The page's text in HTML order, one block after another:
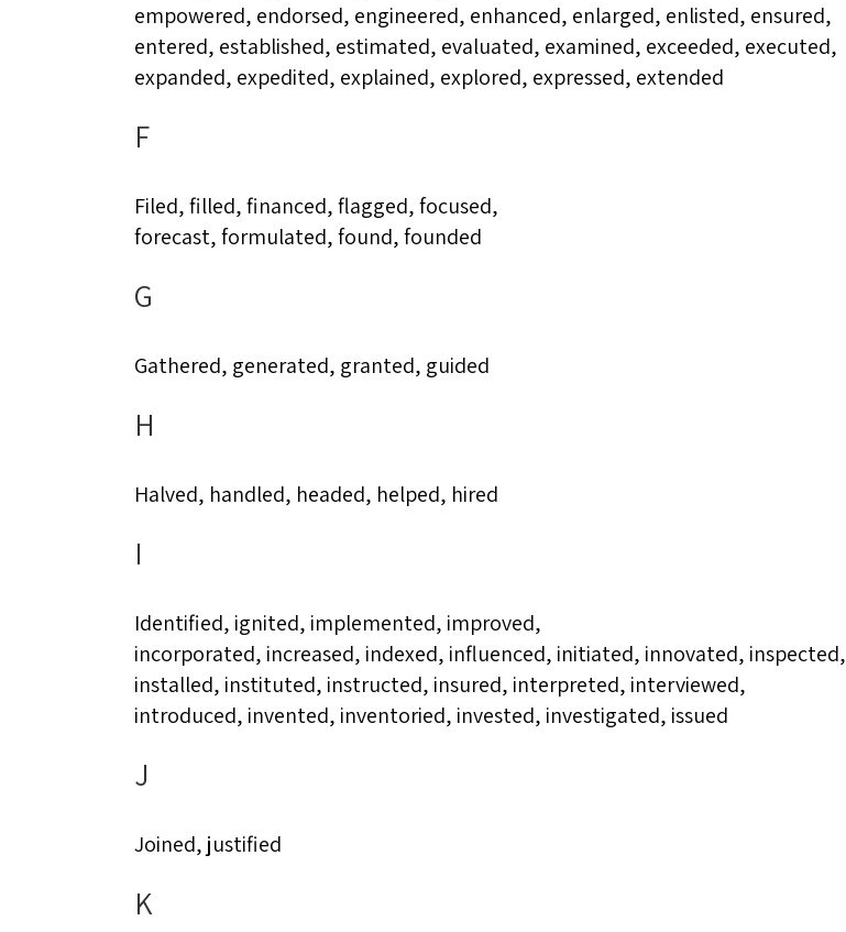
empowered, endorsed, engineered, enhanced, enlarged, enlisted, ensured,
entered, established, estimated, evaluated, examined, exceeded, executed,
expanded, expedited, explained, explored, expressed, extended
F
Filed, filled, financed, flagged, focused,
forecast, formulated, found, founded
G
Gathered, generated, granted, guided
H
Halved, handled, headed, helped, hired
I
Identified, ignited, implemented, improved,
incorporated, increased, indexed, influenced, initiated, innovated, inspected,
installed, instituted, instructed, insured, interpreted, interviewed,
introduced, invented, inventoried, invested, investigated, issued
J
Joined, justified
K